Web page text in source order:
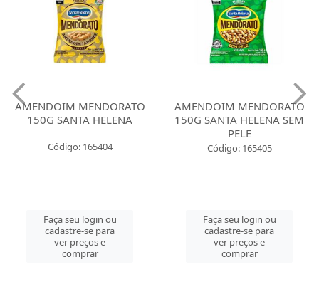
AMENDOIM MENDORATO
150G SANTA HELENA
Código: 165404
Faça seu login ou
cadastre-se para
ver preços e
comprar
AMENDOIM MENDORATO
150G SANTA HELENA SEM
PELE
Código: 165405
Faça seu login ou
cadastre-se para
ver preços e
comprar